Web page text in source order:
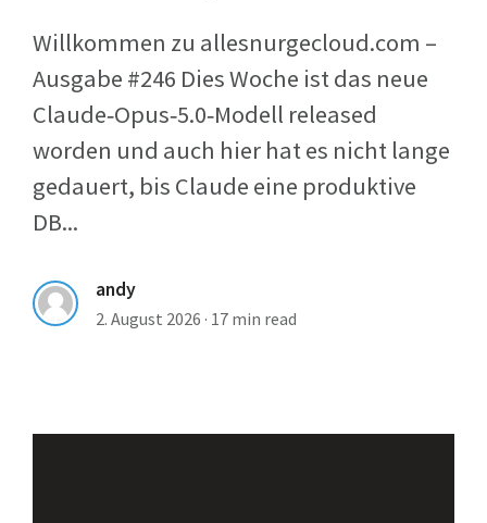
Willkommen zu allesnurgecloud.com –
Ausgabe #246 Dies Woche ist das neue
Claude‑Opus‑5.0‑Modell released
worden und auch hier hat es nicht lange
gedauert, bis Claude eine produktive
DB...
andy
2. August 2026 · 17 min read